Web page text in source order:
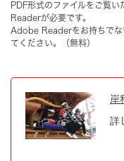
PDF形式のファイルをご覧
Readerが必要です。
Adobe Readerをお持ちでな
てください。（無料）
岸
詳